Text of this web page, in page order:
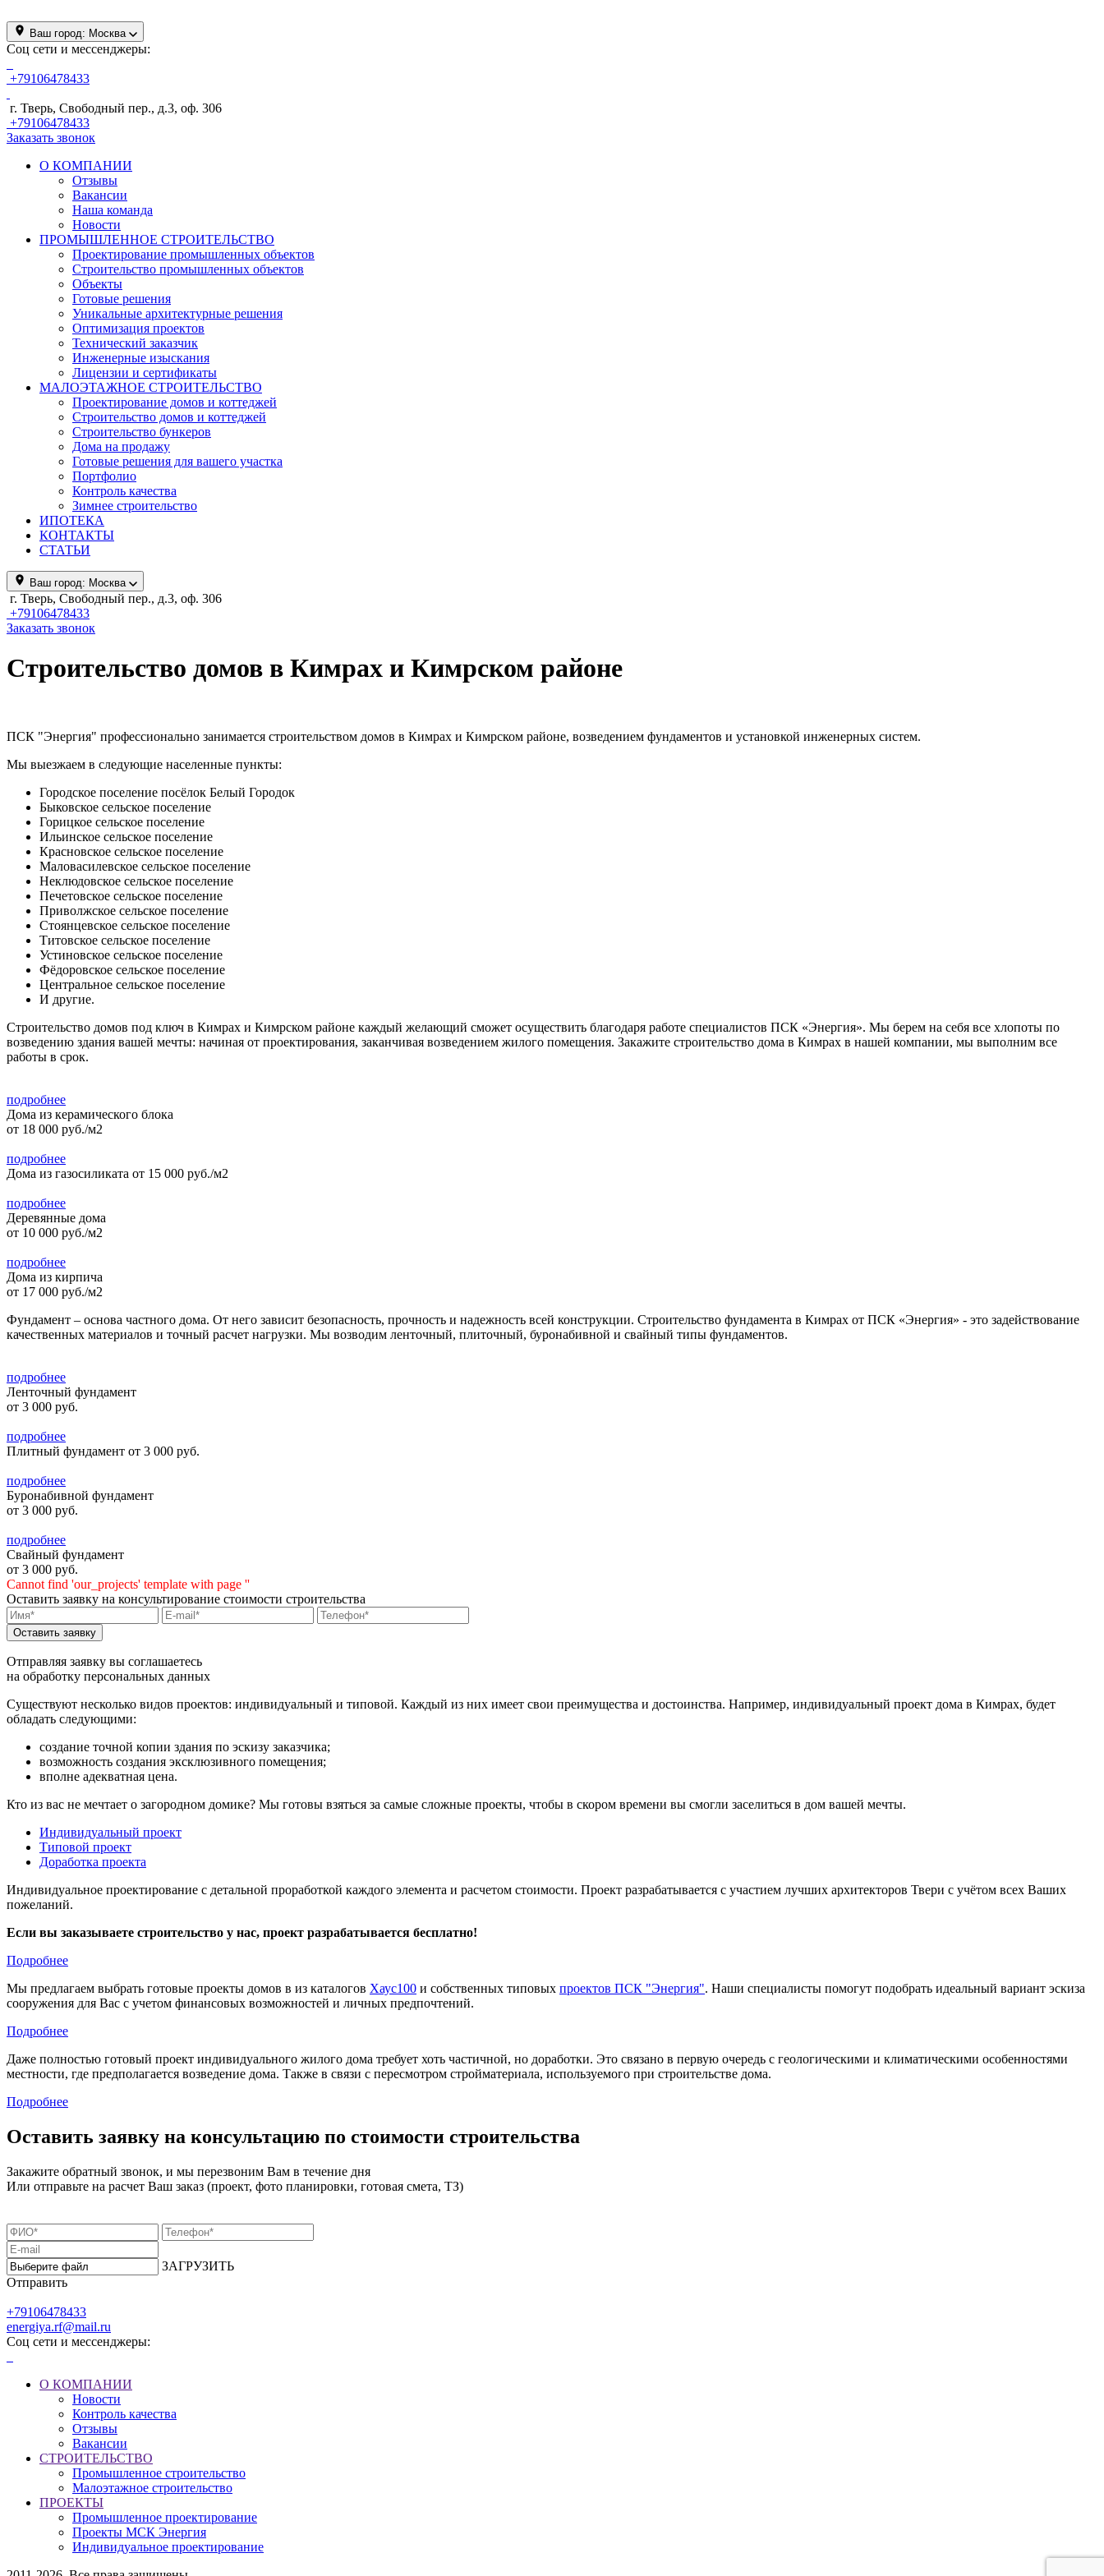
Ваш город: Москва
Соц сети и мессенджеры:
+79106478433
г. Тверь, Свободный пер., д.3, оф. 306
+79106478433
Заказать звонок
О КОМПАНИИ
Отзывы
Вакансии
Наша команда
Новости
ПРОМЫШЛЕННОЕ СТРОИТЕЛЬСТВО
Проектирование промышленных объектов
Строительство промышленных объектов
Объекты
Готовые решения
Уникальные архитектурные решения
Оптимизация проектов
Технический заказчик
Инженерные изыскания
Лицензии и сертификаты
МАЛОЭТАЖНОЕ СТРОИТЕЛЬСТВО
Проектирование домов и коттеджей
Строительство домов и коттеджей
Строительство бункеров
Дома на продажу
Готовые решения для вашего участка
Портфолио
Контроль качества
Зимнее строительство
ИПОТЕКА
КОНТАКТЫ
СТАТЬИ
Ваш город: Москва
г. Тверь, Свободный пер., д.3, оф. 306
+79106478433
Заказать звонок
Строительство домов в Кимрах и Кимрском районе
ПСК "Энергия" профессионально занимается строительством домов в Кимрах и Кимрском районе, возведением фундаментов и установкой инженерных систем.
Мы выезжаем в следующие населенные пункты:
Городское поселение посёлок Белый Городок
Быковское сельское поселение
Горицкое сельское поселение
Ильинское сельское поселение
Красновское сельское поселение
Маловасилевское сельское поселение
Неклюдовское сельское поселение
Печетовское сельское поселение
Приволжское сельское поселение
Стоянцевское сельское поселение
Титовское сельское поселение
Устиновское сельское поселение
Фёдоровское сельское поселение
Центральное сельское поселение
И другие.
Строительство домов под ключ в Кимрах и Кимрском районе каждый желающий сможет осуществить благодаря работе специалистов ПСК «Энергия». Мы берем на себя все хлопоты по
возведению здания вашей мечты: начиная от проектирования, заканчивая возведением жилого помещения. Закажите строительство дома в Кимрах в нашей компании, мы выполним все
работы в срок.
подробнее
Дома из керамического блока
от 18 000 руб./м2
подробнее
Дома из газосиликата от 15 000 руб./м2
подробнее
Деревянные дома
от 10 000 руб./м2
подробнее
Дома из кирпича
от 17 000 руб./м2
Фундамент – основа частного дома. От него зависит безопасность, прочность и надежность всей конструкции. Строительство фундамента в Кимрах от ПСК «Энергия» - это задействование
качественных материалов и точный расчет нагрузки. Мы возводим ленточный, плиточный, буронабивной и свайный типы фундаментов.
подробнее
Ленточный фундамент
от 3 000 руб.
подробнее
Плитный фундамент от 3 000 руб.
подробнее
Буронабивной фундамент
от 3 000 руб.
подробнее
Свайный фундамент
от 3 000 руб.
Cannot find 'our_projects' template with page ''
Оставить заявку на консультирование стоимости строительства
Отправляя заявку вы соглашаетесь
на обработку персональных данных
Существуют несколько видов проектов: индивидуальный и типовой. Каждый из них имеет свои преимущества и достоинства. Например, индивидуальный проект дома в Кимрах, будет
обладать следующими:
создание точной копии здания по эскизу заказчика;
возможность создания эксклюзивного помещения;
вполне адекватная цена.
Кто из вас не мечтает о загородном домике? Мы готовы взяться за самые сложные проекты, чтобы в скором времени вы смогли заселиться в дом вашей мечты.
Индивидуальный проект
Типовой проект
Доработка проекта
Индивидуальное проектирование с детальной проработкой каждого элемента и расчетом стоимости. Проект разрабатывается с участием лучших архитекторов Твери с учётом всех Ваших
пожеланий.
Если вы заказываете строительство у нас, проект разрабатывается бесплатно!
Подробнее
Мы предлагаем выбрать готовые проекты домов в из каталогов Хаус100 и собственных типовых проектов ПСК "Энергия". Наши специалисты помогут подобрать идеальный вариант эскиза
сооружения для Вас с учетом финансовых возможностей и личных предпочтений.
Подробнее
Даже полностью готовый проект индивидуального жилого дома требует хоть частичной, но доработки. Это связано в первую очередь с геологическими и климатическими особенностями
местности, где предполагается возведение дома. Также в связи с пересмотром стройматериала, используемого при строительстве дома.
Подробнее
Оставить заявку на консультацию по стоимости строительства
Закажите обратный звонок, и мы перезвоним Вам в течение дня
Или отправьте на расчет Ваш заказ (проект, фото планировки, готовая смета, ТЗ)
ЗАГРУЗИТЬ
Отправить
+79106478433
energiya.rf@mail.ru
Соц сети и мессенджеры:
О КОМПАНИИ
Новости
Контроль качества
Отзывы
Вакансии
СТРОИТЕЛЬСТВО
Промышленное строительство
Малоэтажное строительство
ПРОЕКТЫ
Промышленное проектирование
Проекты МСК Энергия
Индивидуальное проектирование